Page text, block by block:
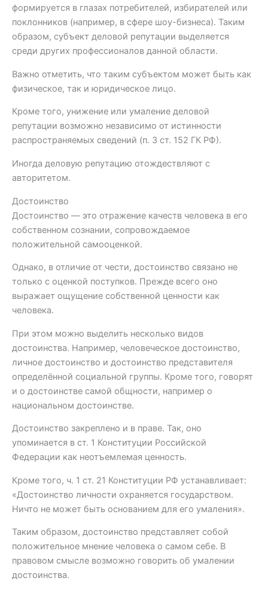
формируется в глазах потребителей, избирателей или
поклонников (например, в сфере шоу-бизнеса). Таким
образом, субъект деловой репутации выделяется
среди других профессионалов данной области.
Важно отметить, что таким субъектом может быть как
физическое, так и юридическое лицо.
Кроме того, унижение или умаление деловой
репутации возможно независимо от истинности
распространяемых сведений (п. 3 ст. 152 ГК РФ).
Иногда деловую репутацию отождествляют с
авторитетом.
Достоинство
Достоинство — это отражение качеств человека в его
собственном сознании, сопровождаемое
положительной самооценкой.
Однако, в отличие от чести, достоинство связано не
только с оценкой поступков. Прежде всего оно
выражает ощущение собственной ценности как
человека.
При этом можно выделить несколько видов
достоинства. Например, человеческое достоинство,
личное достоинство и достоинство представителя
определённой социальной группы. Кроме того, говорят
и о достоинстве самой общности, например о
национальном достоинстве.
Достоинство закреплено и в праве. Так, оно
упоминается в ст. 1 Конституции Российской
Федерации как неотъемлемая ценность.
Кроме того, ч. 1 ст. 21 Конституции РФ устанавливает:
«Достоинство личности охраняется государством.
Ничто не может быть основанием для его умаления».
Таким образом, достоинство представляет собой
положительное мнение человека о самом себе. В
правовом смысле возможно говорить об умалении
достоинства.